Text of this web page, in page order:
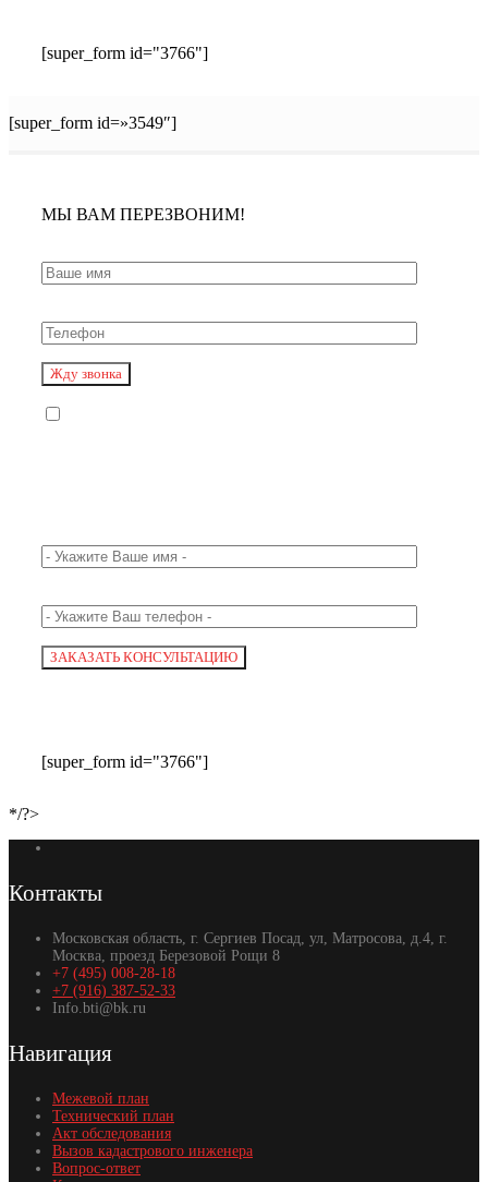
[super_form id="3766"]
[super_form id=»3549″]
МЫ ВАМ ПЕРЕЗВОНИМ!
[super_form id="3766"]
*/?>
Контакты
Московская область, г. Сергиев Посад, ул, Матросова, д.4, г.
Москва, проезд Березовой Рощи 8
+7 (495) 008-28-18
+7 (916) 387-52-33
Info.bti@bk.ru
Навигация
Межевой план
Технический план
Акт обследования
Вызов кадастрового инженера
Вопрос-ответ